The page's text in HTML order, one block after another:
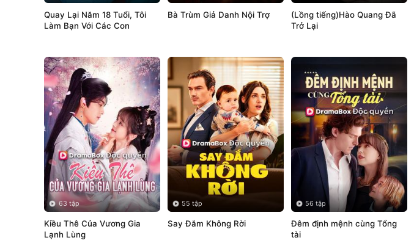
Quay Lại Năm 18 Tuổi, Tôi
Làm Bạn Với Các Con
(Lồng tiếng)Hào Quang Đã
Trở Lại
63 tập
Kiều Thê Của Vương Gia
Lạnh Lùng
55 tập
Say Đắm Không Rời
56 tập
Đêm định mệnh cùng Tổng
tài